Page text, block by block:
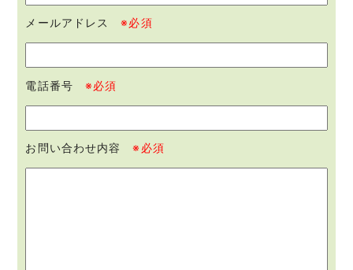
メールアドレス※必須
電話番号 ※必須
お問い合わせ内容※必須